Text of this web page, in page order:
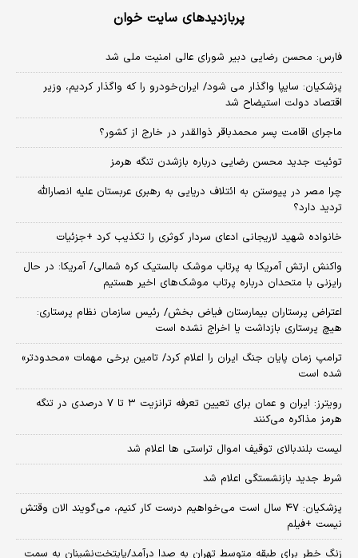
پربازدیدهای سایت خوان
فارس: محسن رضایی دبیر شورای عالی امنیت ملی شد
پزشکیان: سایپا واگذار می شود/ ایران‌خودرو را که واگذار کردیم، وزیر
اقتصاد دولت استیضاح شد
ماجرای اقامت پسر محمدباقر ذوالقدر در خارج از کشور؟
توئیت جدید محسن رضایی درباره بازشدن تنگه هرمز
چرا مصر در پیوستن به ائتلاف دریایی به رهبری عربستان علیه انصارالله
تردید دارد؟
خانواده شهید لاریجانی ادعای سردار کوثری را تکذیب کرد +جزئیات
واکنش ارتش آمریکا به پرتاب موشک بالستیک کره شمالی/ آمریکا: در حال
رایزنی با متحدان درباره پرتاب موشک‌های اخیر هستیم
اعتراض پرستاران بیمارستان فیاض بخش/ رئیس سازمان نظام پرستاری:
هیچ پرستاری بازداشت یا اخراج نشده است
ترامپ زمان پایان جنگ ایران را اعلام کرد/ تامین برخی مهمات «محدودتر»
شده است
رویترز: ایران و عمان برای تعیین تعرفه ترانزیت ۳ تا ۷ درصدی در تنگه
هرمز مذاکره می‌کنند
لیست بلندبالای توقیف اموال تراستی ها اعلام شد
شرط جدید بازنشستگی اعلام شد
پزشکیان: ۴۷ سال است می‌خواهیم درست کار کنیم، می‌گویند الان وقتش
نیست +فیلم
زنگ خطر برای طبقه متوسط تهران به صدا درآمد/پایتخت‌نشینان به سمت